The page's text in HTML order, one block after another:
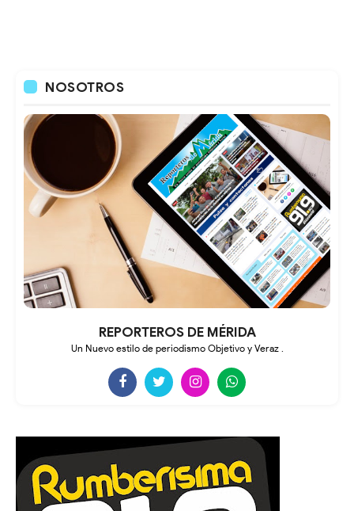
NOSOTROS
REPORTEROS DE MÉRIDA
Un Nuevo estilo de periodismo Objetivo y Veraz .